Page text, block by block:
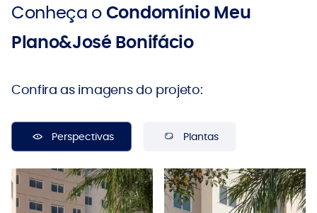
Conheça oCondomínio Meu
Plano&José Bonifácio
Confira as imagens do projeto:
Perspectivas Plantas